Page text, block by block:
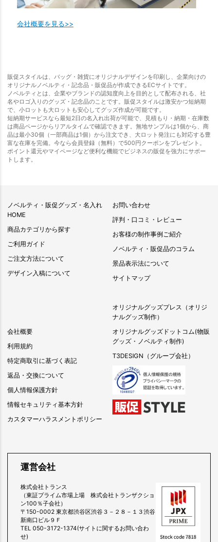
会社概要を見る>>
販促スタイルは、バッグ・雑貨にオリジナルデザインを印刷し、企業向けの
オリジナルノベルティ・記念品・販促品が作成できるECサイトです。
ノベルティとは、企業やブランドの認知度向上を目的として配布される、社
名やロゴ入りのグッズ・記念品のことです。販促スタイルは激安かつ短納期
で、小ロットも大ロットも安心してグッズ作成が可能です。
短納期サービスなら最短2日の名入れ出荷が可能で、見積もり・納期・在庫数
は商品ページからリアルタイムで確認できます。無地サンプルは1個から、商
品は最小30個（一部商品は1個）から注文でき、大ロット発注にも対応する豊
富な在庫を完備。今なら会員登録（無料）で500円クーポンをプレゼント。
ポイント還元やマイページなど便利な機能でビジネスの販促を強力にサポー
トします。
ノベルティ・販促グッズ・名入れ
HOME
商品カテゴリから探す
ご利用ガイド
ご注文方法について
デザイン入稿について
会社概要
利用規約
特定商取引に基づく表記
返品・交換について
個人情報保護方針
情報セキュリティ基本方針
カスタマーハラスメントポリシー
お問い合わせ
評判・口コミ・レビュー
お客様の制作事例ご紹介
ノベルティ・販促品のコラム
景品表示法について
サイトマップ
オリジナルグッズプレス（オリジ
ナルグッズ制作）
オリジナルグッズドットコム(物販
グッズ・ノベルティ制作)
T3DESIGN（グループ会社）
運営会社
株式会社トランス
（東証プライム市場上場 株式会社トランザクショ
ン100％子会社）
〒150-0002 東京都渋谷区渋谷３－２８－１３渋谷
新南口ビル９Ｆ
TEL 050-3172-1374(サイトに関するお問い合わ
せ)